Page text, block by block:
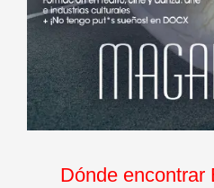
Dónde encontrar